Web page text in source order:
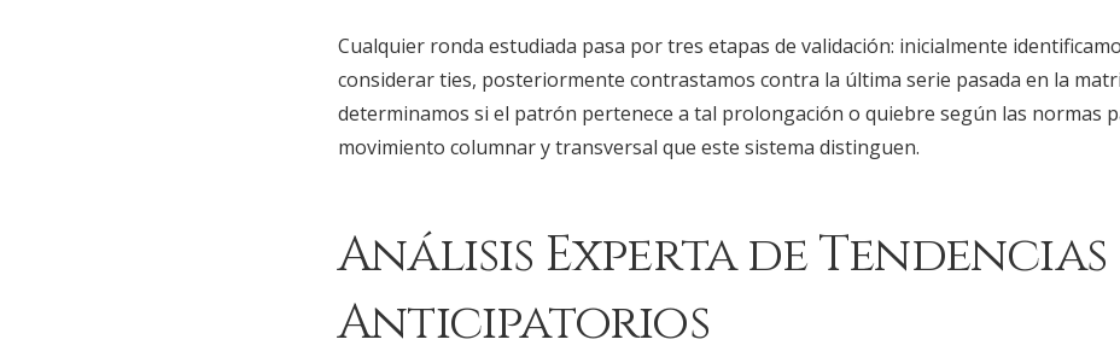
Cualquier ronda estudiada pasa por tres etapas de validación: inicialmente
considerar ties, posteriormente contrastamos contra la última serie pasada en la
determinamos si el patrón pertenece a tal prolongación o quiebre según las normas
movimiento columnar y transversal que este sistema distinguen.
Análisis Experta de Tendencias
Anticipatorios